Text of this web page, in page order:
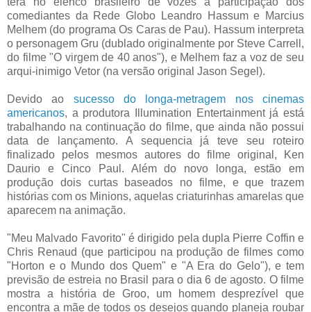
comediantes da Rede Globo Leandro Hassum e Marcius
Melhem (do programa Os Caras de Pau). Hassum interpreta
o personagem Gru (dublado originalmente por Steve Carrell,
do filme "O virgem de 40 anos"), e Melhem faz a voz de seu
arqui-inimigo Vetor (na versão original Jason Segel).
Devido ao sucesso do longa-metragem nos cinemas
americanos, a produtora Illumination Entertainment já está
trabalhando na continuação do filme, que ainda não possui
data de lançamento. A sequencia já teve seu roteiro
finalizado pelos mesmos autores do filme original, Ken
Daurio e Cinco Paul. Além do novo longa, estão em
produção dois curtas baseados no filme, e que trazem
histórias com os Minions, aquelas criaturinhas amarelas que
aparecem na animação.
"Meu Malvado Favorito" é dirigido pela dupla Pierre Coffin e
Chris Renaud (que participou na produção de filmes como
"Horton e o Mundo dos Quem" e "A Era do Gelo"), e tem
previsão de estreia no Brasil para o dia 6 de agosto. O filme
mostra a história de Groo, um homem desprezível que
encontra a mãe de todos os desejos quando planeja roubar